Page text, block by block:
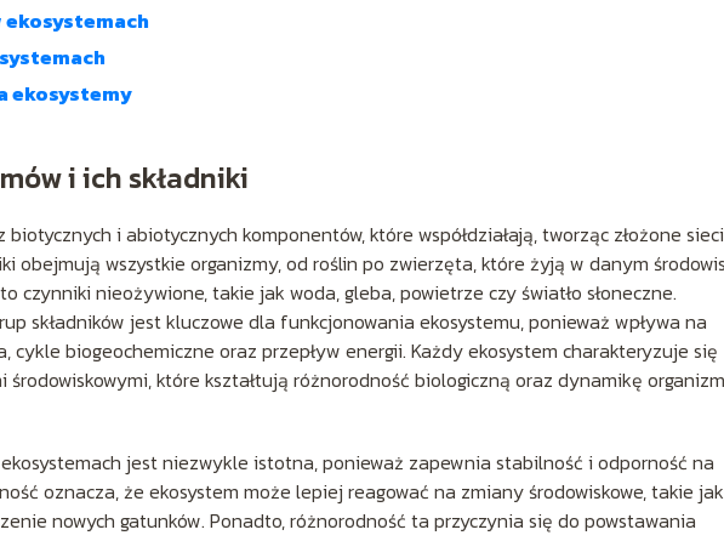
ekosystemach
ekosystemy
i ich składniki
biotycznych i abiotycznych komponentów, które współdziałają, tworząc złożone sieci
obejmują wszystkie organizmy, od roślin po zwierzęta, które żyją w danym
czynniki nieożywione, takie jak woda, gleba, powietrze czy światło słoneczne.
składników jest kluczowe dla funkcjonowania ekosystemu, ponieważ wpływa na
biogeochemiczne oraz przepływ energii. Każdy ekosystem charakteryzuje się
które kształtują różnorodność biologiczną oraz dynamikę
jest niezwykle istotna, ponieważ zapewnia stabilność i odporność na
oznacza, że ekosystem może lepiej reagować na zmiany środowiskowe, takie jak
nowych gatunków. Ponadto, różnorodność ta przyczynia się do powstawania